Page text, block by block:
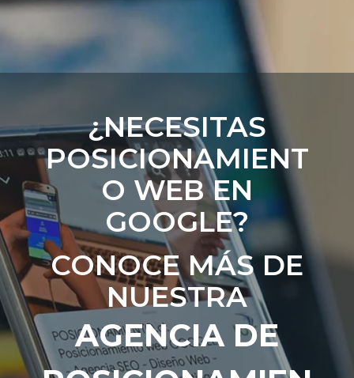
¿NECESITAS
POSICIONAMIENT
O WEB EN
GOOGLE?
CONOCE MÁS DE
NUESTRA
AGENCIA DE